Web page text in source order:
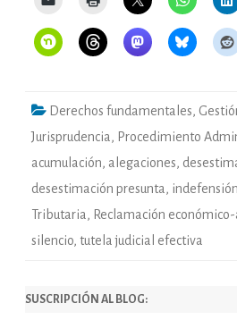
Derechos fundamentales,
Jurisprudencia , Procedimiento
acumulación, alegaciones,
desestimación presunta , indefensión
Tributaria , Reclamación
silencio, tutela judicial efectiva
SUSCRIPCIÓN AL BLOG: